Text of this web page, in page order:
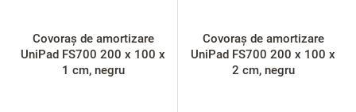
Covoraș de amortizare
UniPad FS700 200 x 100 x
1 cm, negru
Covoraș de amortizare
UniPad FS700 200 x 100 x
2 cm, negru